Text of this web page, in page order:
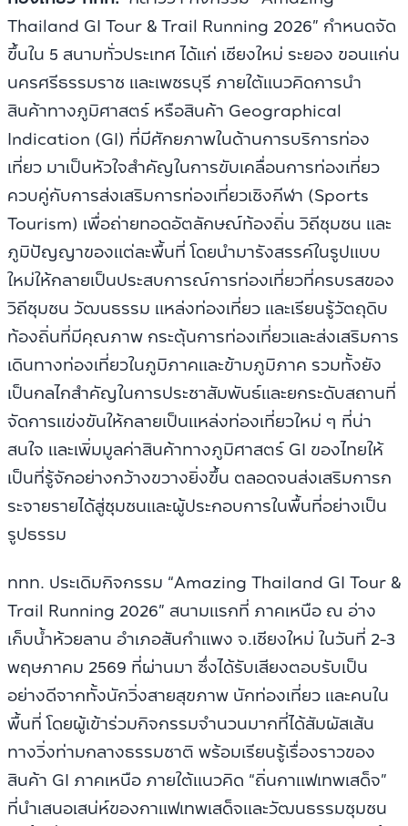
Thailand GI Tour & Trail Running 2026” กำหนดจัด
ขึ้นใน 5 สนามทั่วประเทศ ได้แก่ เชียงใหม่ ระยอง ขอนแก่น
นครศรีธรรมราช และเพชรบุรี ภายใต้แนวคิดการนำ
สินค้าทางภูมิศาสตร์ หรือสินค้า Geographical
Indication (GI) ที่มีศักยภาพในด้านการบริการท่อง
เที่ยว มาเป็นหัวใจสำคัญในการขับเคลื่อนการท่องเที่ยว
ควบคู่กับการส่งเสริมการท่องเที่ยวเชิงกีฬา (Sports
Tourism) เพื่อถ่ายทอดอัตลักษณ์ท้องถิ่น วิถีชุมชน และ
ภูมิปัญญาของแต่ละพื้นที่ โดยนำมารังสรรค์ในรูปแบบ
ใหม่ให้กลายเป็นประสบการณ์การท่องเที่ยวที่ครบรสของ
วิถีชุมชน วัฒนธรรม แหล่งท่องเที่ยว และเรียนรู้วัตถุดิบ
ท้องถิ่นที่มีคุณภาพ กระตุ้นการท่องเที่ยวและส่งเสริมการ
เดินทางท่องเที่ยวในภูมิภาคและข้ามภูมิภาค รวมทั้งยัง
เป็นกลไกสำคัญในการประชาสัมพันธ์และยกระดับสถานที่
จัดการแข่งขันให้กลายเป็นแหล่งท่องเที่ยวใหม่ ๆ ที่น่า
สนใจ และเพิ่มมูลค่าสินค้าทางภูมิศาสตร์ GI ของไทยให้
เป็นที่รู้จักอย่างกว้างขวางยิ่งขึ้น ตลอดจนส่งเสริมการก
ระจายรายได้สู่ชุมชนและผู้ประกอบการในพื้นที่อย่างเป็น
รูปธรรม
ททท. ประเดิมกิจกรรม “Amazing Thailand GI Tour &
Trail Running 2026” สนามแรกที่ ภาคเหนือ ณ อ่าง
เก็บน้ำห้วยลาน อำเภอสันกำแพง จ.เชียงใหม่ ในวันที่ 2-3
พฤษภาคม 2569 ที่ผ่านมา ซึ่งได้รับเสียงตอบรับเป็น
อย่างดีจากทั้งนักวิ่งสายสุขภาพ นักท่องเที่ยว และคนใน
พื้นที่ โดยผู้เข้าร่วมกิจกรรมจำนวนมากที่ได้สัมผัสเส้น
ทางวิ่งท่ามกลางธรรมชาติ พร้อมเรียนรู้เรื่องราวของ
สินค้า GI ภาคเหนือ ภายใต้แนวคิด “ถิ่นกาแฟเทพเสด็จ”
ที่นำเสนอเสน่ห์ของกาแฟเทพเสด็จและวัฒนธรรมชุมชน